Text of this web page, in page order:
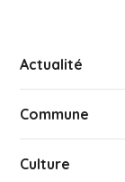
Actualité
Commune
Culture